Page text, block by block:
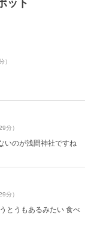
）
分）
いのが浅間神社ですね
分）
とうもあるみたい 食べ